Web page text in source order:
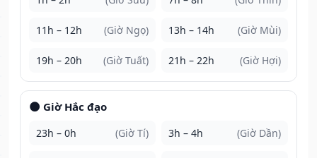
11h – 12h (Giờ Ngọ) 13h – 14h (Giờ Mùi)
19h – 20h (Giờ Tuất) 21h – 22h (Giờ Hợi)
🌑 Giờ Hắc đạo
23h – 0h (Giờ Tí) 3h – 4h (Giờ Dần)